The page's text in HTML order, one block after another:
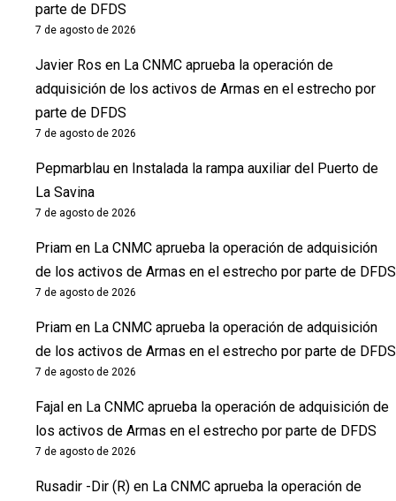
parte de DFDS
7 de agosto de 2026
Javier Ros en La CNMC aprueba la operación de
adquisición de los activos de Armas en el estrecho por
parte de DFDS
7 de agosto de 2026
Pepmarblau en Instalada la rampa auxiliar del Puerto de
La Savina
7 de agosto de 2026
Priam en La CNMC aprueba la operación de adquisición
de los activos de Armas en el estrecho por parte de DFDS
7 de agosto de 2026
Priam en La CNMC aprueba la operación de adquisición
de los activos de Armas en el estrecho por parte de DFDS
7 de agosto de 2026
Fajal en La CNMC aprueba la operación de adquisición de
los activos de Armas en el estrecho por parte de DFDS
7 de agosto de 2026
Rusadir -Dir (R) en La CNMC aprueba la operación de